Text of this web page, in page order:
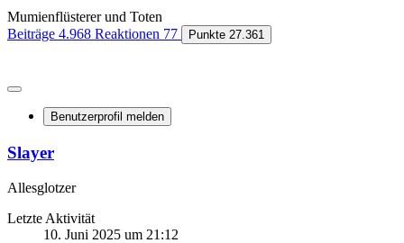
Mumienflüsterer und Toten
Beiträge 4.968 Reaktionen 77 Punkte 27.361
Benutzerprofil melden
Slayer
Allesglotzer
Letzte Aktivität
10. Juni 2025 um 21:12